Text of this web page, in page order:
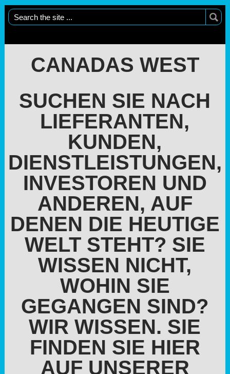
CANADAS WEST
SUCHEN SIE NACH
LIEFERANTEN,
KUNDEN,
DIENSTLEISTUNGEN,
INVESTOREN UND
ANDEREN, AUF
DENEN DIE HEUTIGE
WELT STEHT? SIE
WISSEN NICHT,
WOHIN SIE
GEGANGEN SIND?
WIR WISSEN. SIE
FINDEN SIE HIER
AUF UNSERER